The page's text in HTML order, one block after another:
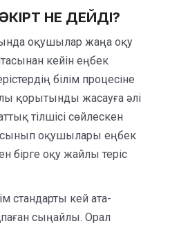
НЕ ДЕЙДІ?
оқушылар жаңа оқу
кейін еңбек
білім процесіне
қорытынды жасауға әлі
тілшісі сөйлескен
сынып оқушылары еңбек
бірге оқу жайлы теріс
стандарты кей ата-
сыңайлы. Орал